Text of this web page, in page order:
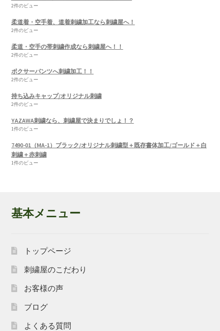
2件のビュー
柔道着・空手着、道着刺繍加工なら刺繍屋へ！
2件のビュー
柔道・空手の帯刺繍作成なら刺繍屋へ！！
2件のビュー
ボクサーパンツへ刺繍加工！！
2件のビュー
持ち込みキャップ/オリジナル刺繍
2件のビュー
YAZAWA刺繍なら、刺繍屋で決まりでしょ！？
1件のビュー
7490-01（MA-1）ブラック/オリジナル刺繍型＋既存書体加工/ゴールド＋白
刺繍＋赤刺繍
1件のビュー
基本メニュー
トップページ
刺繍屋のこだわり
お客様の声
ブログ
よくある質問